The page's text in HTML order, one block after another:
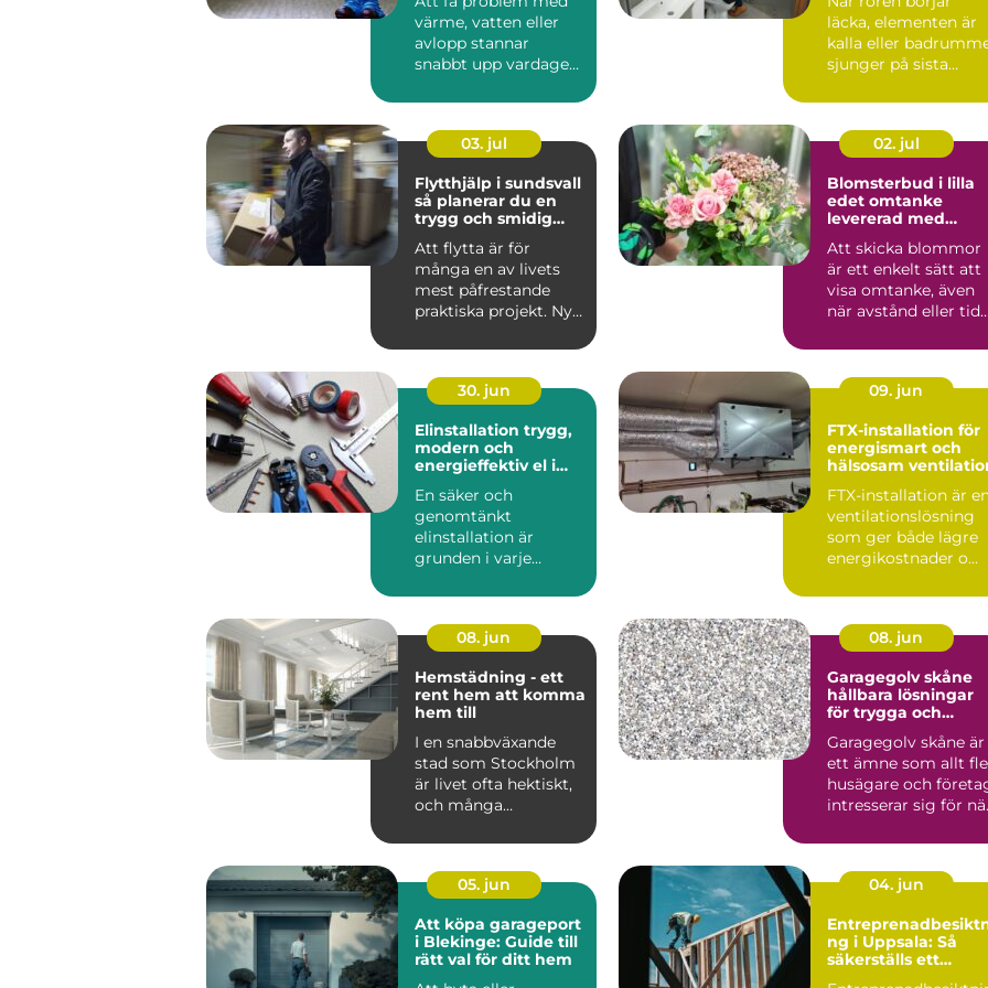
värme, vatten eller
avlopp stannar
snabbt upp vardagen.
blandare, en...
läcka, elementen är
kalla eller
sjunger på sista
s...
03. jul
Flytthjälp i sundsvall
så planerar du en
trygg och smidig
Att flytta är för
många en av livets
mest påfrestande
praktiska projekt. Nya
oc...
02. jul
Blomsterbud i lilla
edet omtanke
levererad med
Att skicka blommor
är ett enkelt sätt att
visa omtanke, även
när avstånd eller tid
30. jun
Elinstallation trygg,
modern och
energieffektiv el i
En säker och
genomtänkt
elinstallation är
grunden i varje
lokal. Allt från bely...
09. jun
FTX-installation för
energismart och
hälsosam
FTX-installation är
ventilationslösning
som ger både lägre
energikostnader o...
08. jun
Hemstädning - ett
rent hem att komma
hem till
I en snabbväxande
stad som Stockholm
är livet ofta hektiskt,
och många
08. jun
Garagegolv skåne
hållbara lösningar
för trygga och
Garagegolv skåne är
ett ämne som allt
husägare och
intresserar sig för
05. jun
Att köpa garageport
i Blekinge: Guide till
rätt val för ditt hem
04. jun
ng i Uppsala: Så
säkerställs ett